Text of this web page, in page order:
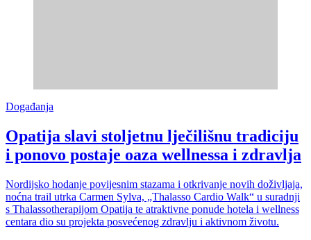
Događanja
Opatija slavi stoljetnu lječilišnu tradiciju
i ponovo postaje oaza wellnessa i zdravlja
Nordijsko hodanje povijesnim stazama i otkrivanje novih doživljaja,
noćna trail utrka Carmen Sylva, „Thalasso Cardio Walk“ u suradnji
s Thalassotherapijom Opatija te atraktivne ponude hotela i wellness
centara dio su projekta posvećenog zdravlju i aktivnom životu.